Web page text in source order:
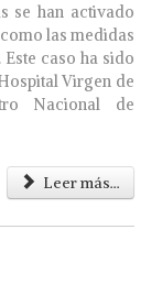
se han activado
las medidas
caso ha sido
Virgen de
Nacional de
Leer más...